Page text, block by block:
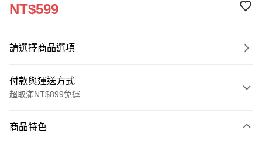
NT$599
請選擇商品選項
付款與運送方式
超取滿NT$899免運
信用卡一次付款
商品特色